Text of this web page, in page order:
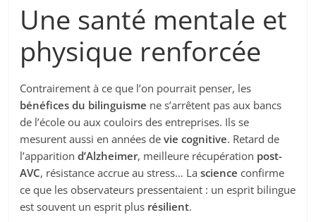
Une santé mentale et
physique renforcée
Contrairement à ce que l’on pourrait penser, les
bénéfices du bilinguisme ne s’arrêtent pas aux bancs
de l’école ou aux couloirs des entreprises. Ils se
mesurent aussi en années devie cognitive. Retard de
l’apparitiond’Alzheimer, meilleure récupération post-
AVC, résistance accrue au stress… Lascience confirme
ce que les observateurs pressentaient : un esprit bilingue
est souvent un esprit plus résilient.